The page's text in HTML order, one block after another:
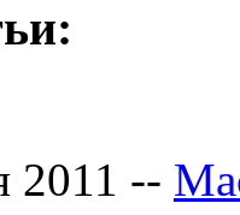
2011 --